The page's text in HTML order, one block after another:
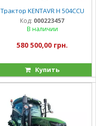
Трактор KENTAVR H 504ССU
Код: 000223457
В наличии
580 500,00 грн.
Купить